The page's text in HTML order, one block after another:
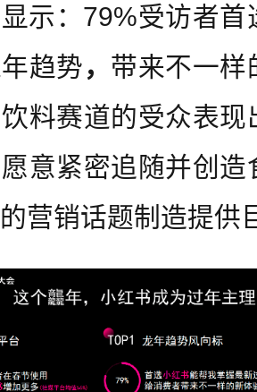
示：79%受访者
趋势 ， 带来不一样
料赛道的受众表
意紧密追随并创
营销话题制造提供